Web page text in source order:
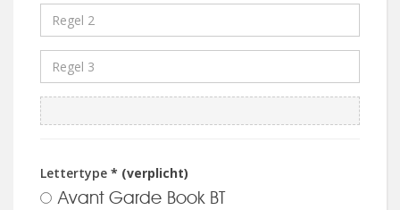
Lettertype * (verplicht)
Avant Garde Book BT